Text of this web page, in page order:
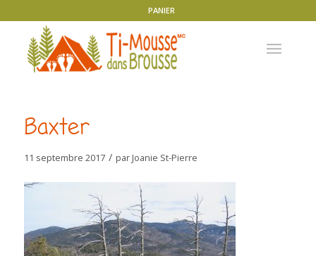
PANIER
Baxter
11 septembre 2017 / parJoanie St-Pierre